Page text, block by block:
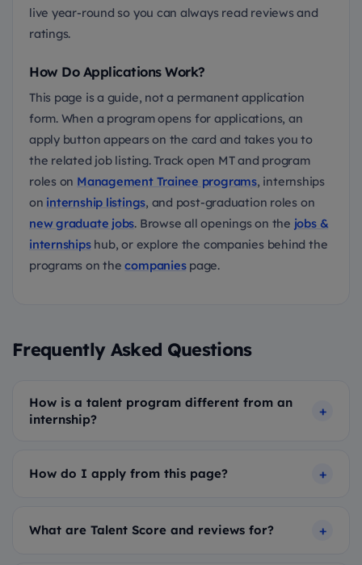
live year-round so you can always read reviews and
ratings.
How Do Applications Work?
This page is a guide, not a permanent application
form. When a program opens for applications, an
apply button appears on the card and takes you to
the related job listing. Track open MT and program
roles on Management Trainee programs, internships
on internship listings, and post-graduation roles on
new graduate jobs. Browse all openings on the jobs &
internshipshub, or explore the companies behind the
programs on thecompaniespage.
Frequently Asked Questions
How is a talent program different from an
internship?
How do I apply from this page?
What are Talent Score and reviews for?